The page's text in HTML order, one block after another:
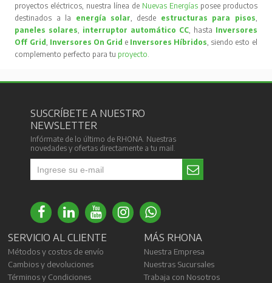
proyectos eléctricos, nuestra línea de Nuevas Energíasposee productos
destinados a la energía solar , desde estructuras para pisos
paneles solares
interruptor automático CC, hasta Inversores
Off Grid Inversores On Grid e Inversores Híbridos , siendo esto el
complemento perfecto para tu proyecto
SUSCRÍBETE A NUESTRO
NEWSLETTER
Infórmate de lo último de RHONA. Nuestras
novedades y ofertas directamente a tu mail.
SERVICIO AL CLIENTE
Métodos y costos de envío
Cambios y devoluciones
Términos y Condiciones
MÁS RHONA
Nuestra Empresa
Nuestras Sucursales
Trabaja con Nosotros